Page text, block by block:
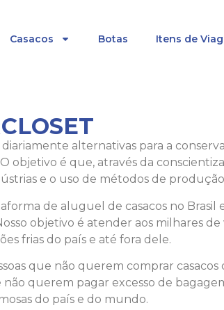
Casacos Botas Itens de
alternativas para a
objetivo é que, através da
e o uso de métodos de
de aluguel de casacos no
objetivo é atender aos milhares
frias do país e até fora dele.
que não querem comprar
querem pagar excesso de
do país e do mundo.